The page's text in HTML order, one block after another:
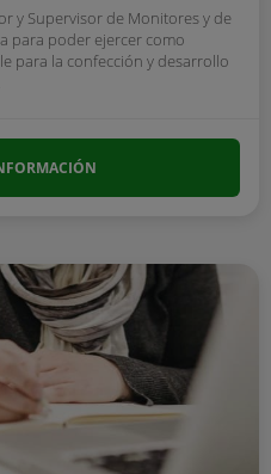
y Supervisor de Monitores y de
para poder ejercer como
para la confección y desarrollo